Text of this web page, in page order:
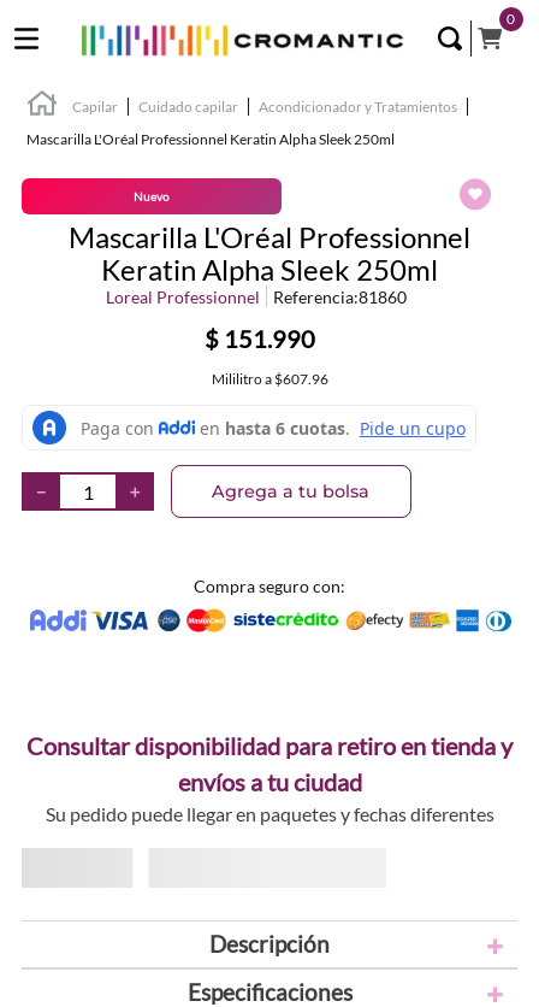
0
Capilar Cuidado capilar
Acondicionador y Tratamientos
Mascarilla L'Oréal Professionnel Keratin Alpha Sleek 250ml
Nuevo
Mascarilla L'Oréal Professionnel
Keratin Alpha Sleek 250ml
Loreal Professionnel Referencia:81860
$ 151.990
Mililitroa $607.96
＋
－ Agrega a tu bolsa
Compra seguro con:
Consultar disponibilidad para retiro en tienda y
envíos a tu ciudad
Su pedido puede llegar en paquetes y fechas diferentes
Descripción
Especificaciones